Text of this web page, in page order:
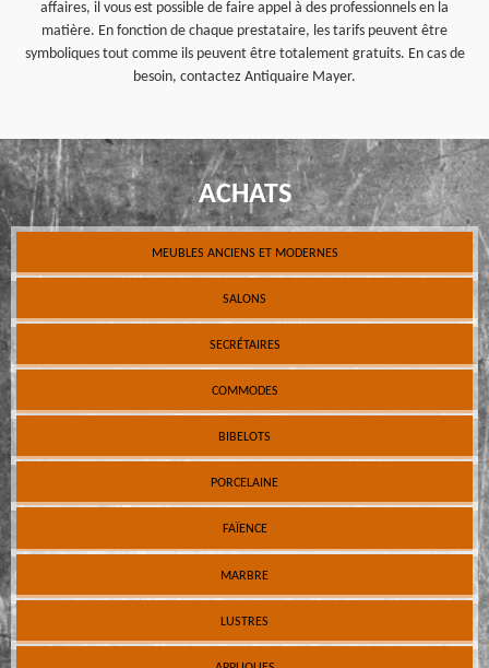
affaires, il vous est possible de faire appel à des professionnels en la
matière. En fonction de chaque prestataire, les tarifs peuvent être
symboliques tout comme ils peuvent être totalement gratuits. En cas de
besoin, contactez Antiquaire Mayer.
ACHATS
MEUBLES ANCIENS ET MODERNES
SALONS
SECRÉTAIRES
COMMODES
BIBELOTS
PORCELAINE
FAÏENCE
MARBRE
LUSTRES